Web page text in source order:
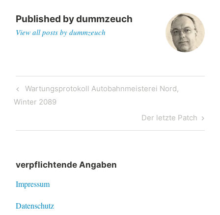
Published bydummzeuch
View all posts by dummzeuch
Post
navigation
Previous
Post
Wartungsprotokoll Autobahnmeisterei Nord,
Winter 2089
Next
Post
Der letzte Patch
verpflichtende Angaben
Impressum
Datenschutz